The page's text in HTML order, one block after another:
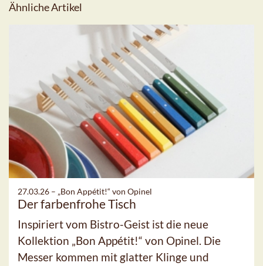
Ähnliche Artikel
27.03.26 – „Bon Appétit!“ von Opinel
Der farbenfrohe Tisch
Inspiriert vom Bistro-Geist ist die neue
Kollektion „Bon Appétit!“ von Opinel. Die
Messer kommen mit glatter Klinge und